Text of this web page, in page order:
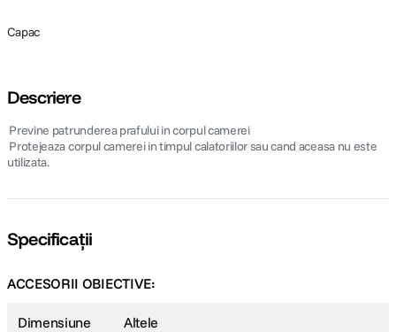
Capac
Descriere
 Previne patrunderea prafului in corpul camerei
 Protejeaza corpul camerei in timpul calatoriilor sau cand aceasa nu este
utilizata.
Specificații
ACCESORII OBIECTIVE:
Dimensiune Altele